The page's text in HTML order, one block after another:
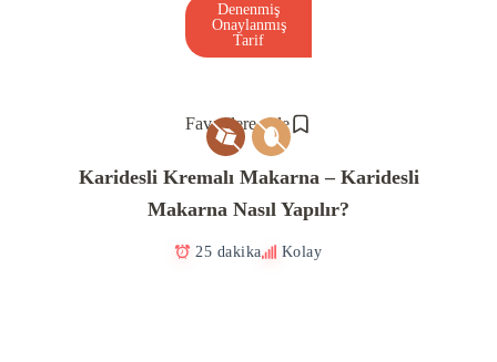
Favorilere ekle
Denenmiş
Onaylanmış
Tarif
Karidesli Kremalı Makarna – Karidesli
Makarna Nasıl Yapılır?
25 dakika Kolay